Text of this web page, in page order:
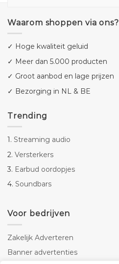
Waarom shoppen via ons?
✓ Hoge kwaliteit geluid
✓ Meer dan 5.000 producten
✓ Groot aanbod en lage prijzen
✓ Bezorging in NL & BE
Trending
1. Streaming audio
2. Versterkers
3. Earbud oordopjes
4. Soundbars
Voor bedrijven
Zakelijk Adverteren
Banner advertenties